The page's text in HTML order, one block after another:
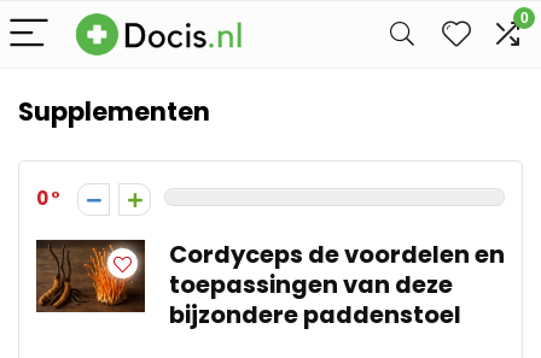
0
Supplementen
0
Cordyceps de voordelen en
toepassingen van deze
bijzondere paddenstoel